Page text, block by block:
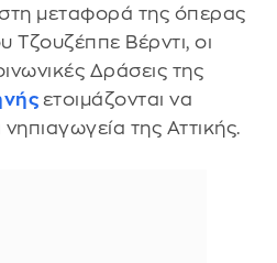
μεταφορά της όπερας
Τζουζέππε Βέρντι, οι
Δράσεις της
ετοιμάζονται να
της Αττικής.